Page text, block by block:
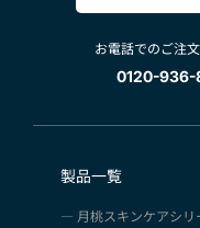
お電話でのご注
0120-936-
製品一覧
月桃スキンケアシリ